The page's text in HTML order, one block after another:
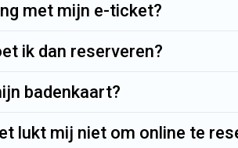
met mijn e-ticket?
ik dan reserveren?
badenkaart?
lukt mij niet om online te